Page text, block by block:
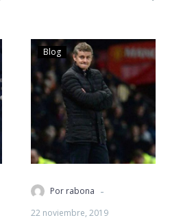
Blog
Por rabona -
22 noviembre, 2019